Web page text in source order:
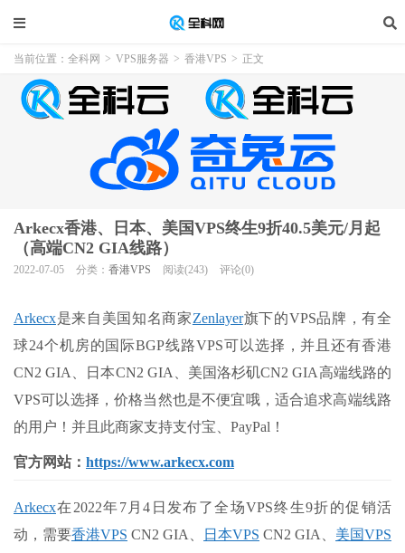
当前位置： 全科网 > VPS服务器 > 香港VPS > 正文
Arkecx香港、日本、美国VPS终生9折40.5美元/月起
（高端CN2 GIA线路）
2022-07-05 分类： 香港VPS 阅读(243) 评论(0)
Arkecx是来自美国知名商家Zenlayer旗下的VPS品牌，有全
球24个机房的国际BGP线路VPS可以选择，并且还有香港
CN2 GIA、日本CN2 GIA、美国洛杉矶CN2 GIA高端线路的
VPS可以选择，价格当然也是不便宜哦，适合追求高端线路
的用户！并且此商家支持支付宝、PayPal！
官方网站： https://www.arkecx.com
Arkecx在2022年7月4日发布了全场VPS终生9折的促销活
动，需要香港VPS CN2 GIA、 日本VPS CN2 GIA、 美国VPS